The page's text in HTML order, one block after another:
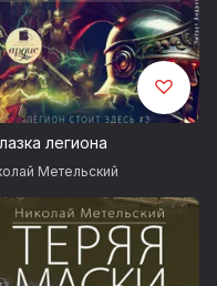
легиона
Метельский